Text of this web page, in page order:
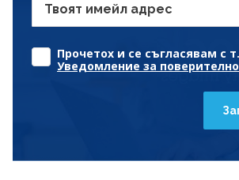
Твоят имейл адрес
Прочетох и се съгласявам с
Уведомление за